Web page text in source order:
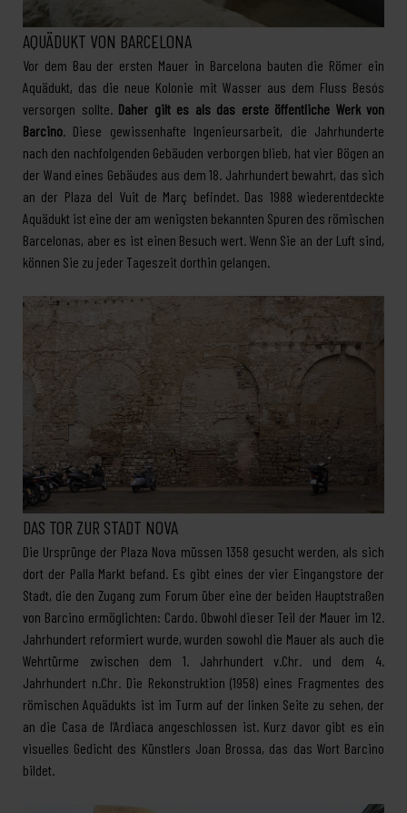
AQUÄDUKT VON BARCELONA
Vor dem Bau der ersten Mauer in Barcelona bauten die Römer ein
Aquädukt, das die neue Kolonie mit Wasser aus dem Fluss Besós
versorgen sollte. Daher gilt es als das erste öffentliche Werk von
Barcino . Diese gewissenhafte Ingenieursarbeit, die Jahrhunderte
nach den nachfolgenden Gebäuden verborgen blieb, hat vier Bögen an
der Wand eines Gebäudes aus dem 18. Jahrhundert bewahrt, das sich
an der Plaza del Vuit de Març befindet. Das 1988 wiederentdeckte
Aquädukt ist eine der am wenigsten bekannten Spuren des römischen
Barcelonas, aber es ist einen Besuch wert. Wenn Sie an der Luft sind,
können Sie zu jeder Tageszeit dorthin gelangen.
DAS TOR ZUR STADT NOVA
Die Ursprünge der Plaza Nova müssen 1358 gesucht werden, als sich
dort der Palla Markt befand. Es gibt eines der vier Eingangstore der
Stadt, die den Zugang zum Forum über eine der beiden Hauptstraßen
von Barcino ermöglichten: Cardo. Obwohl dieser Teil der Mauer im 12.
Jahrhundert reformiert wurde, wurden sowohl die Mauer als auch die
Wehrtürme zwischen dem 1. Jahrhundert v.Chr. und dem 4.
Jahrhundert n.Chr. Die Rekonstruktion (1958) eines Fragmentes des
römischen Aquädukts ist im Turm auf der linken Seite zu sehen, der
an die Casa de l’Ardiaca angeschlossen ist. Kurz davor gibt es ein
visuelles Gedicht des Künstlers Joan Brossa, das das Wort Barcino
bildet.